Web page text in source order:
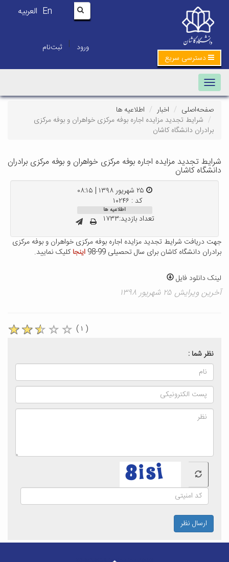
En العربیه
ورود | ثبت‌نام
دسترسی سریع
Toggle navigation
صفحه‌اصلی اخبار
اطلاعیه ها
شرایط تجدید مزایده اجاره بوفه مرکزی خواهران و بوفه مرکزی
برادران دانشگاه کاشان
شرایط تجدید مزایده اجاره بوفه مرکزی خواهران و بوفه مرکزی برادران
دانشگاه کاشان
کد : ۱۰۲۴۶
اطلاعیه ها
تعداد بازدید:۱۷۳۳
جهت دریافت شرایط تجدید مزایده اجاره بوفه مرکزی خواهران و بوفه مرکزی
برادران دانشگاه کاشان برای سال تحصیلی 99-98
اینجاکلیک نمایید.
لینک دانلود فایل
آخرین ویرایش ۲۵ شهریور ۱۳۹۸
( ۱ )
نظر شما :
ارسال نظر